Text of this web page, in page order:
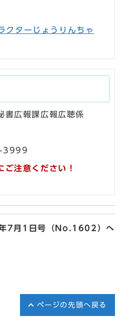
クターじょうりんちゃ
書広報課広報広聴係
3999
ご注意ください！
7月1日号（No.1602）へ
ページの先頭へ戻る